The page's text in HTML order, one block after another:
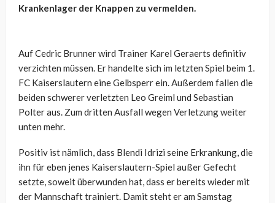
Krankenlager der Knappen zu vermelden.
Auf Cedric Brunner wird Trainer Karel Geraerts definitiv
verzichten müssen. Er handelte sich im letzten Spiel beim 1.
FC Kaiserslautern eine Gelbsperr ein. Außerdem fallen die
beiden schwerer verletzten Leo Greiml und Sebastian
Polter aus. Zum dritten Ausfall wegen Verletzung weiter
unten mehr.
Positiv ist nämlich, dass Blendi Idrizi seine Erkrankung, die
ihn für eben jenes Kaiserslautern-Spiel außer Gefecht
setzte, soweit überwunden hat, dass er bereits wieder mit
der Mannschaft trainiert. Damit steht er am Samstag